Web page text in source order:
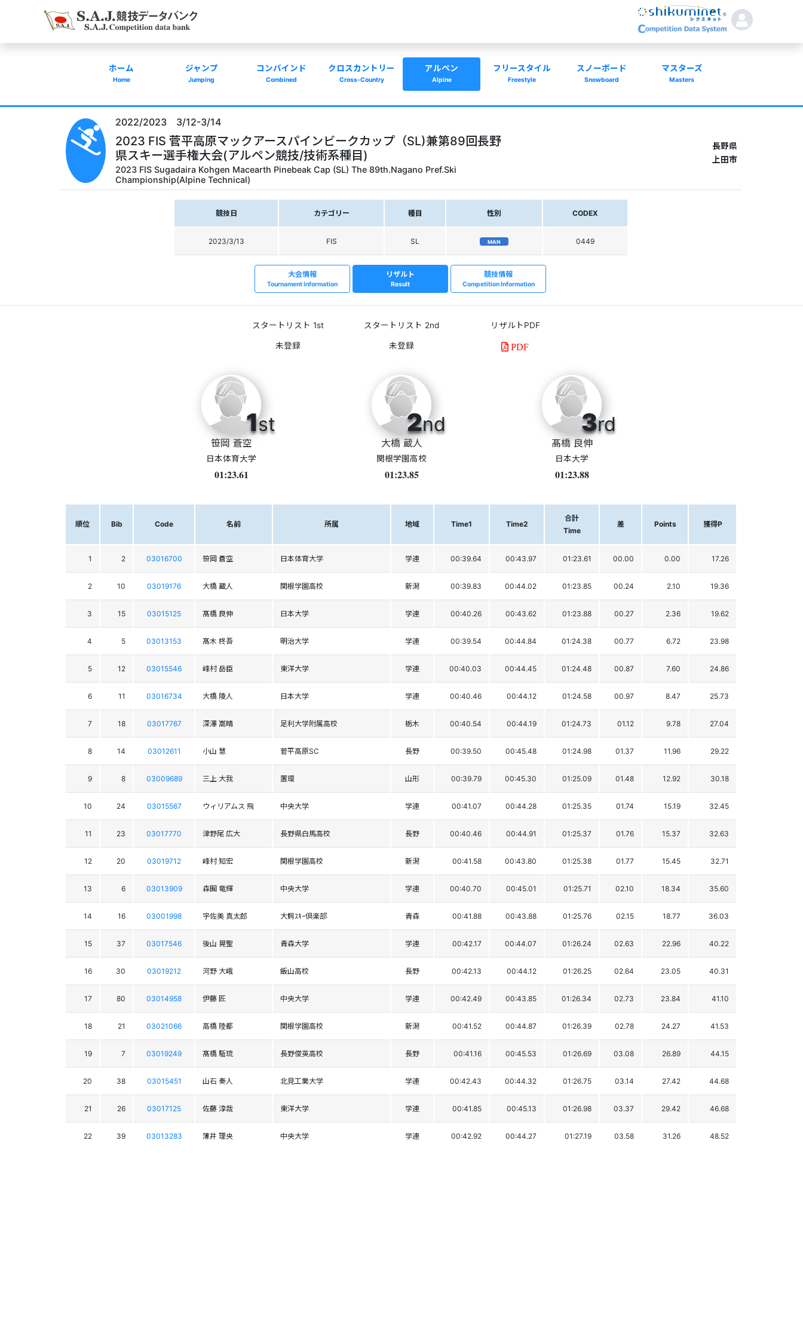
ホーム
Home
ジャンプ
Jumping
コンバインド
Combined
クロスカントリー
Cross-Country
アルペン
Alpine
フリースタイル
Freestyle
スノーボード
Snowboard
マスターズ
Masters
2022/2023 3/12-3/14
2023 FIS 菅平高原マックアースパインビークカップ（SL)兼第89回長野
県スキー選手権大会(アルペン競技/技術系種目)
2023 FIS Sugadaira Kohgen Macearth Pinebeak Cap (SL) The 89th.Nagano Pref.Ski
Championship(Alpine Technical)
長野県
上田市
競技日 カテゴリー 種目 性別 CODEX
2023/3/13 FIS SL MAN 0449
大会情報
Tournament Information
リザルト
Result
競技情報
Competition Information
スタートリスト 1st スタートリスト 2nd リザルトPDF
PDF
1st
笹岡 蒼空
日本体育大学
01:23.61
2nd
大橋 蔵人
関根学園高校
01:23.85
3rd
髙橋 良伸
日本大学
01:23.88
順位 Bib Code 名前 所属 地域 Time1 Time2
合計
Time
差 Points 獲得P
1 2 03016700 笹岡 蒼空 日本体育大学 学連 00:39.64 00:43.97 01:23.61 00.00 0.00 17.26
2 10 03019176 大橋 蔵人 関根学園高校 新潟 00:39.83 00:44.02 01:23.85 00.24 2.10 19.36
3 15 03015125 髙橋 良伸 日本大学 学連 00:40.26 00:43.62 01:23.88 00.27 2.36 19.62
4 5 03013153 髙木 柊吾 明治大学 学連 00:39.54 00:44.84 01:24.38 00.77 6.72 23.98
5 12 03015546 峰村 岳臣 東洋大学 学連 00:40.03 00:44.45 01:24.48 00.87 7.60 24.86
6 11 03016734 大橋 陵人 日本大学 学連 00:40.46 00:44.12 01:24.58 00.97 8.47 25.73
7 18 03017767 深澤 嵩晴 足利大学附属高校 栃木 00:40.54 00:44.19 01:24.73 01.12 9.78 27.04
8 14 03012611 小山 慧 菅平高原SC 長野 00:39.50 00:45.48 01:24.98 01.37 11.96 29.22
9 8 03009689 三上 大我 置環 山形 00:39.79 00:45.30 01:25.09 01.48 12.92 30.18
10 24 03015567 ウィリアムス 飛 中央大学 学連 00:41.07 00:44.28 01:25.35 01.74 15.19 32.45
11 23 03017770 津野尾 広大 長野県白馬高校 長野 00:40.46 00:44.91 01:25.37 01.76 15.37 32.63
12 20 03019712 峰村 知宏 関根学園高校 新潟 00:41.58 00:43.80 01:25.38 01.77 15.45 32.71
13 6 03013909 森囿 竜輝 中央大学 学連 00:40.70 00:45.01 01:25.71 02.10 18.34 35.60
14 16 03001998 宇佐美 真太郎 大鰐ｽｷｰ倶楽部 青森 00:41.88 00:43.88 01:25.76 02.15 18.77 36.03
15 37 03017546 後山 晃聖 青森大学 学連 00:42.17 00:44.07 01:26.24 02.63 22.96 40.22
16 30 03019212 河野 大峨 飯山高校 長野 00:42.13 00:44.12 01:26.25 02.64 23.05 40.31
17 80 03014958 伊藤 匠 中央大学 学連 00:42.49 00:43.85 01:26.34 02.73 23.84 41.10
18 21 03021066 高橋 陸都 関根学園高校 新潟 00:41.52 00:44.87 01:26.39 02.78 24.27 41.53
19 7 03019249 髙橋 駈琉 長野俊英高校 長野 00:41.16 00:45.53 01:26.69 03.08 26.89 44.15
20 38 03015451 山石 奏人 北見工業大学 学連 00:42.43 00:44.32 01:26.75 03.14 27.42 44.68
21 26 03017125 佐藤 淳哉 東洋大学 学連 00:41.85 00:45.13 01:26.98 03.37 29.42 46.68
22 39 03013283 薄井 理央 中央大学 学連 00:42.92 00:44.27 01:27.19 03.58 31.26 48.52